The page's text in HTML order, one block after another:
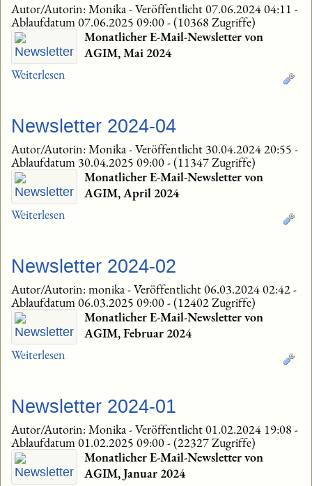
Autor/Autorin: Monika-Veröffentlicht 07.06.2024 04:11 -
Ablaufdatum 07.06.2025 09:00-(10368 Zugriffe)
Monatlicher E-Mail-Newsletter von
AGIM, Mai 2024
Weiterlesen
Newsletter 2024-04
Autor/Autorin: Monika-Veröffentlicht 30.04.2024 20:55 -
Ablaufdatum 30.04.2025 09:00-(11347 Zugriffe)
Monatlicher E-Mail-Newsletter von
AGIM, April 2024
Weiterlesen
Newsletter 2024-02
Autor/Autorin: monika-Veröffentlicht 06.03.2024 02:42-
Ablaufdatum 06.03.2025 09:00-(12402 Zugriffe)
Monatlicher E-Mail-Newsletter von
AGIM, Februar 2024
Weiterlesen
Newsletter 2024-01
Autor/Autorin: Monika-Veröffentlicht 01.02.2024 19:08 -
Ablaufdatum 01.02.2025 09:00-(22327 Zugriffe)
Monatlicher E-Mail-Newsletter von
AGIM, Januar 2024